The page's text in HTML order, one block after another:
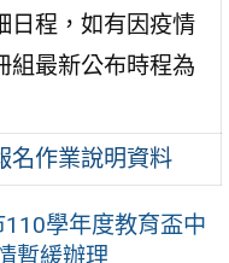
日程，如有因疫情
組最新公布時程為
名作業說明資料
110學年度教育盃中
暫緩辦理